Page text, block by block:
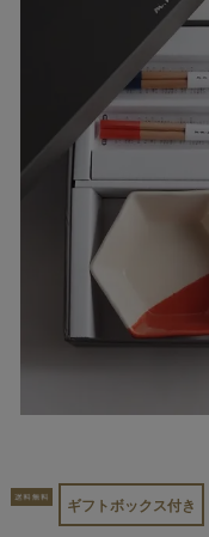
ギフトボックス付き